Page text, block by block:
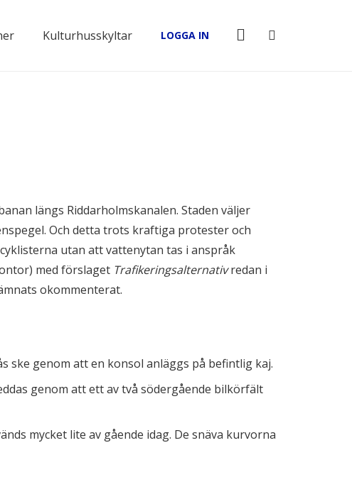
Kulturhusskyltar LOGGA IN
längs Riddarholmskanalen. Staden väljer
Och detta trots kraftiga protester och
utan att vattenytan tas i anspråk
med förslaget Trafikeringsalternativredan i
okommenterat.
ske genom att en konsol anläggs på befintlig kaj.
genom att ett av två södergående bilkörfält
mycket lite av gående idag. De snäva kurvorna